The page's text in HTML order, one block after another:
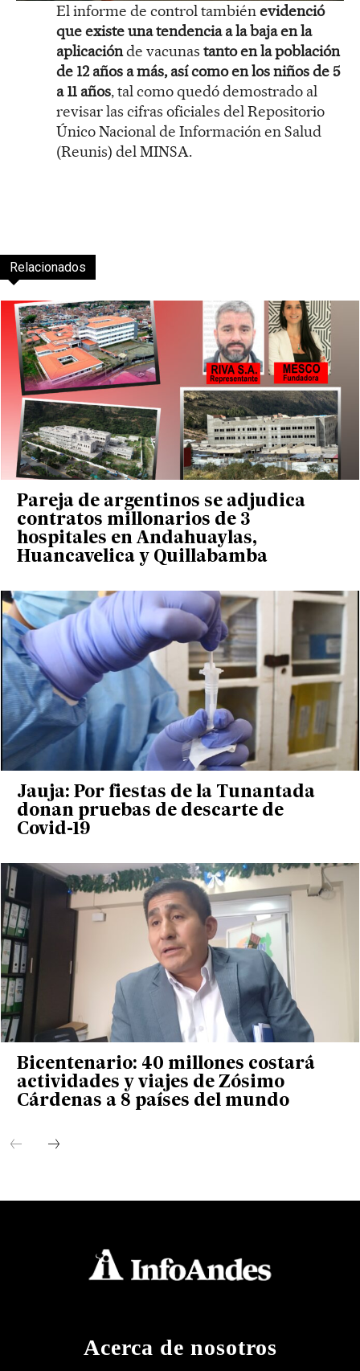
El informe de control tambiénevidenció
que existe una tendencia a la baja en la
aplicaciónde vacunas tanto en la población
de 12 años a más, así como en los niños de 5
a 11 años, tal como quedó demostrado al
revisar las cifras oficiales del Repositorio
Único Nacional de Información en Salud
(Reunis) del MINSA.
Relacionados
Pareja de argentinos se adjudica
contratos millonarios de 3
hospitales en Andahuaylas,
Huancavelica y Quillabamba
Jauja: Por fiestas de la Tunantada
donan pruebas de descarte de
Covid-19
Bicentenario: 40 millones costará
actividades y viajes de Zósimo
Cárdenas a 8 países del mundo
Acerca de nosotros